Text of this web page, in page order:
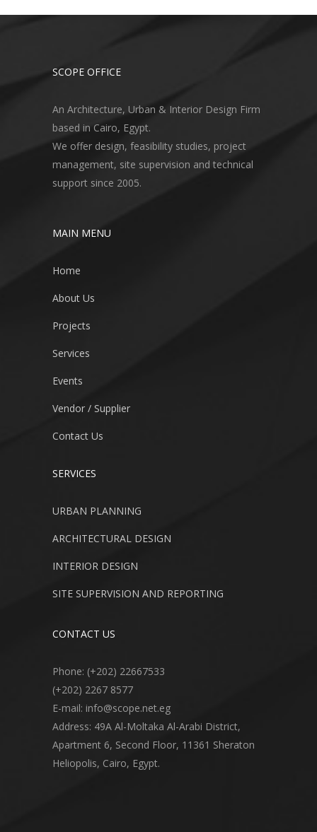
SCOPE OFFICE
An Architecture, Urban & Interior Design Firm
based in Cairo, Egypt.
We offer design, feasibility studies, project
management, site supervision and technical
support since 2005.
MAIN MENU
Home
About Us
Projects
Services
Events
Vendor / Supplier
Contact Us
SERVICES
URBAN PLANNING
ARCHITECTURAL DESIGN
INTERIOR DESIGN
SITE SUPERVISION AND REPORTING
CONTACT US
Phone: (+202) 22667533
(+202) 2267 8577
E-mail: info@scope.net.eg
Address: 49A Al-Moltaka Al-Arabi District,
Apartment 6, Second Floor, 11361 Sheraton
Heliopolis, Cairo, Egypt.